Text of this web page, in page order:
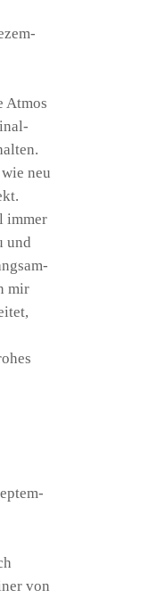
Atmos
neu
immer
und
mir
von